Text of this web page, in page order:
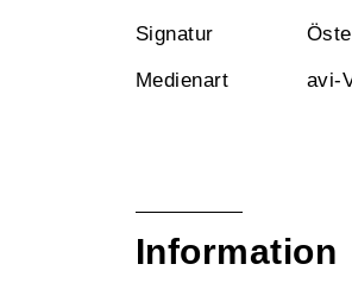
Signatur
Medienart avi-
Information